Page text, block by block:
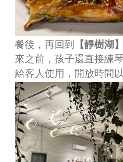
餐後，再回到 【靜樹湖】
來之前，孩子還直接練
給客人使用，開放時間